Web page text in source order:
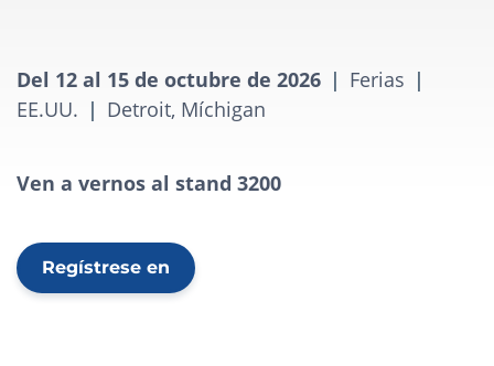
Del 12 al 15 de octubre de 2026 | Ferias |
EE.UU. | Detroit, Míchigan
Ven a vernos al stand 3200
Regístrese en